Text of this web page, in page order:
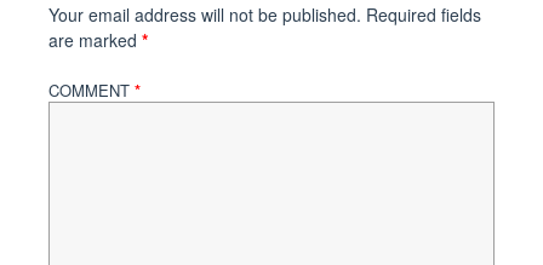
Your email address will not be published. Required fields
are marked *
COMMENT *